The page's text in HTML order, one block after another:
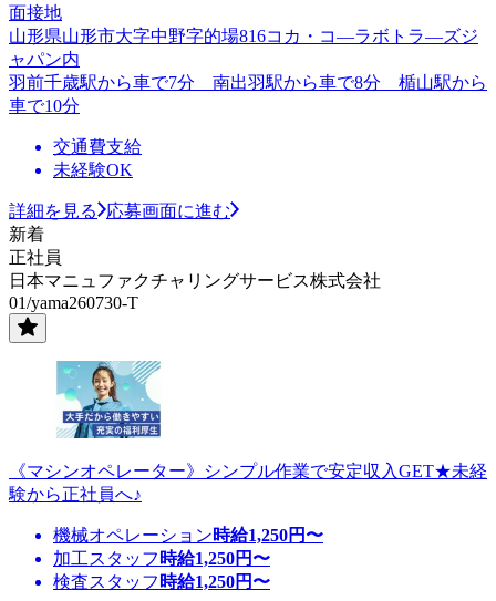
面接地
山形県山形市大字中野字的場816コカ・コ―ラボトラ―ズジ
ャパン内
羽前千歳駅から車で7分 南出羽駅から車で8分 楯山駅から
車で10分
交通費支給
未経験OK
詳細を見る
応募画面に進む
新着
正社員
日本マニュファクチャリングサービス株式会社
01/yama260730-T
《マシンオペレーター》シンプル作業で安定収入GET★未経
験から正社員へ♪
機械オペレーション時給1,250円〜
加工スタッフ 時給1,250円〜
検査スタッフ 時給1,250円〜